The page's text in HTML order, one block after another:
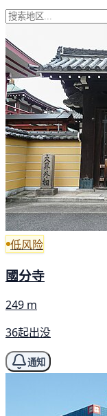
低风险
國分寺
249 m
36起出没
通知